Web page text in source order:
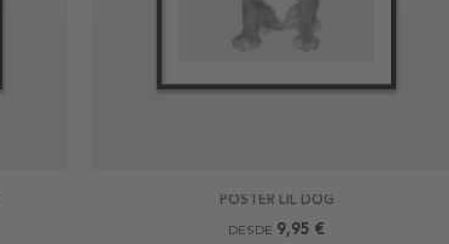
POSTER LIL DOG
DESDE 9,95 €